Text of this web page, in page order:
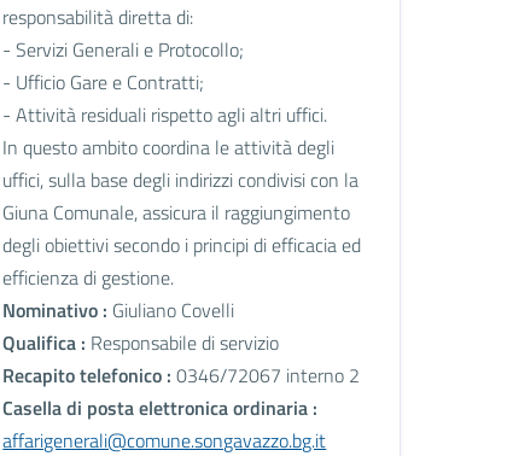
responsabilità diretta di:
- Servizi Generali e Protocollo;
- Ufficio Gare e Contratti;
- Attività residuali rispetto agli altri uffici.
In questo ambito coordina le attività degli
uffici, sulla base degli indirizzi condivisi con la
Giuna Comunale, assicura il raggiungimento
degli obiettivi secondo i principi di efficacia ed
efficienza di gestione.
Nominativo : Giuliano Covelli
Qualifica : Responsabile di servizio
Recapito telefonico :0346/72067 interno 2
Casella di posta elettronica ordinaria :
affarigenerali@comune.songavazzo.bg.it